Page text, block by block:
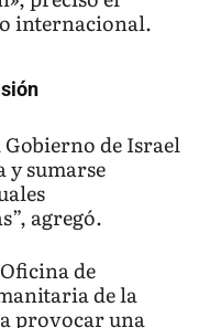
internacional.
de Israel
y sumarse
agregó.
de
de la
provocar una